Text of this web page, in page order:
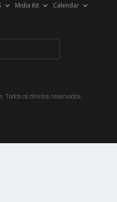
Midia Kit Calendar
Todos os direitos reservados.